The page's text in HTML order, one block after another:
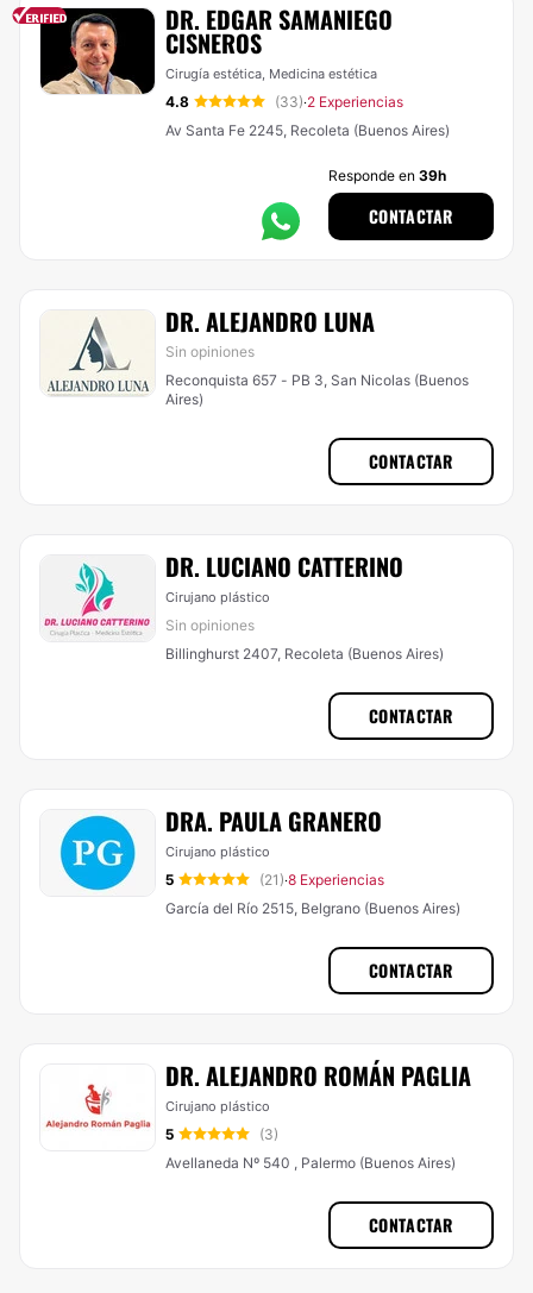
DR. EDGAR SAMANIEGO
CISNEROS
Cirugía estética, Medicina estética
4.8 (33)·2 Experiencias
Av Santa Fe 2245, Recoleta (Buenos Aires)
Responde en 39h
CONTACTAR
DR. ALEJANDRO LUNA
Sin opiniones
Reconquista 657 - PB 3, San Nicolas (Buenos
Aires)
CONTACTAR
DR. LUCIANO CATTERINO
Cirujano plástico
Sin opiniones
Billinghurst 2407, Recoleta (Buenos Aires)
CONTACTAR
DRA. PAULA GRANERO
Cirujano plástico
5 (21)·8 Experiencias
García del Río 2515, Belgrano (Buenos Aires)
CONTACTAR
DR. ALEJANDRO ROMÁN PAGLIA
Cirujano plástico
5
(3)
Avellaneda Nº 540 , Palermo (Buenos Aires)
CONTACTAR